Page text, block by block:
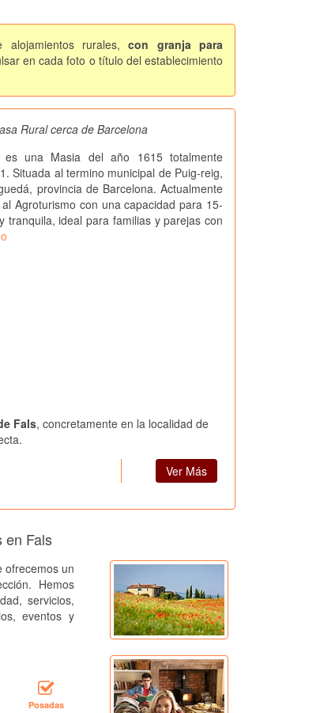
alojamientos rurales,con granja para
en cada foto o título del establecimiento
Rural cerca de Barcelona
una Masia del año 1615 totalmente
Situada al termino municipal de Puig-reig,
provincia de Barcelona. Actualmente
Agroturismo con una capacidad para 15-
tranquila, ideal para familias y parejas con
Fals, concretamente en la localidad de
Ver Más
en Fals
ofrecemos un
Hemos
servicios,
eventos y
Posadas